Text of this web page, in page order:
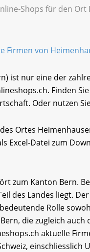
Shops für den
Firmen von
ist nur eine der
Finden
Oder nutzen
Ortes
Excel-Datei zum
zum Kanton Bern.
des Landes liegt.
Rolle
die zugleich
aktuelle